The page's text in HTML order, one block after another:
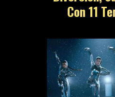
Con 11